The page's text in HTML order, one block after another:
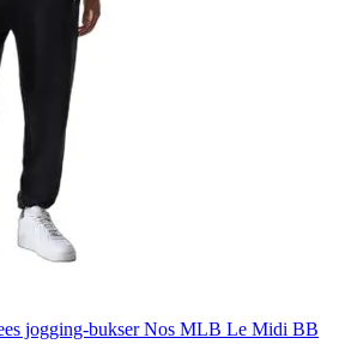
jogging-bukser Nos MLB Le Midi BB